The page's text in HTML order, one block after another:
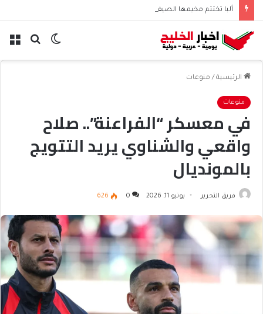
ألبا تختتم مخيمها الصيفي لطلاب البحرين
بحث الوضع
الرئيسية / منوعات
منوعات
في معسكر “الفراعنة”.. صلاح
واقعي والشناوي يريد التتويج
بالمونديال
فريق التحرير يونيو 11, 2026 0
626